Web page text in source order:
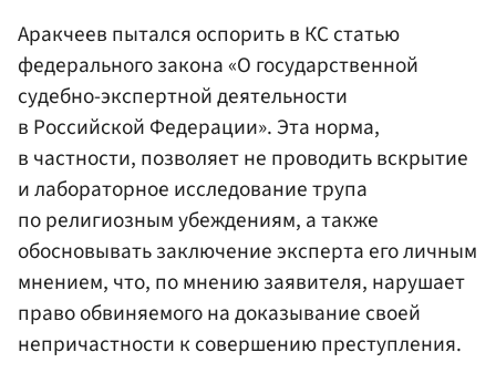
Аракчеев пытался оспорить в КС статью
федерального закона «О государственной
судебно-экспертной деятельности
в Российской Федерации». Эта норма,
в частности, позволяет не проводить вскрытие
и лабораторное исследование трупа
по религиозным убеждениям, а также
обосновывать заключение эксперта его личным
мнением, что, по мнению заявителя, нарушает
право обвиняемого на доказывание своей
непричастности к совершению преступления.